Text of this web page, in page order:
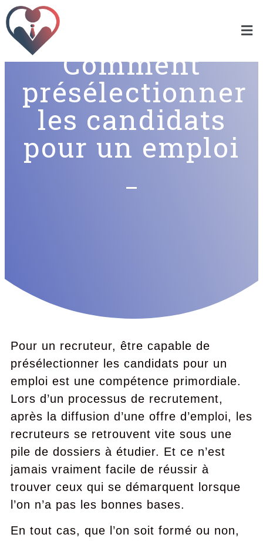
Comment
présélectionner
les candidats
pour un emploi
Pour un recruteur, être capable de
présélectionner les candidats pour un
emploi est une compétence primordiale.
Lors d’un processus de recrutement,
après la diffusion d’une offre d’emploi, les
recruteurs se retrouvent vite sous une
pile de dossiers à étudier. Et ce n’est
jamais vraiment facile de réussir à
trouver ceux qui se démarquent lorsque
l’on n’a pas les bonnes bases.
En tout cas, que l’on soit formé ou non,